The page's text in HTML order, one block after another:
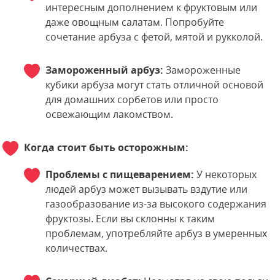
интересным дополнением к фруктовым или
даже овощным салатам. Попробуйте
сочетание арбуза с фетой, мятой и рукколой.
Замороженный арбуз: Замороженные
кубики арбуза могут стать отличной основой
для домашних сорбетов или просто
освежающим лакомством.
Когда стоит быть осторожным:
Проблемы с пищеварением: У некоторых
людей арбуз может вызывать вздутие или
газообразование из-за высокого содержания
фруктозы. Если вы склонны к таким
проблемам, употребляйте арбуз в умеренных
количествах.